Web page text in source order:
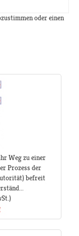
oder einen
Weg zu einer
Prozess der
befreit